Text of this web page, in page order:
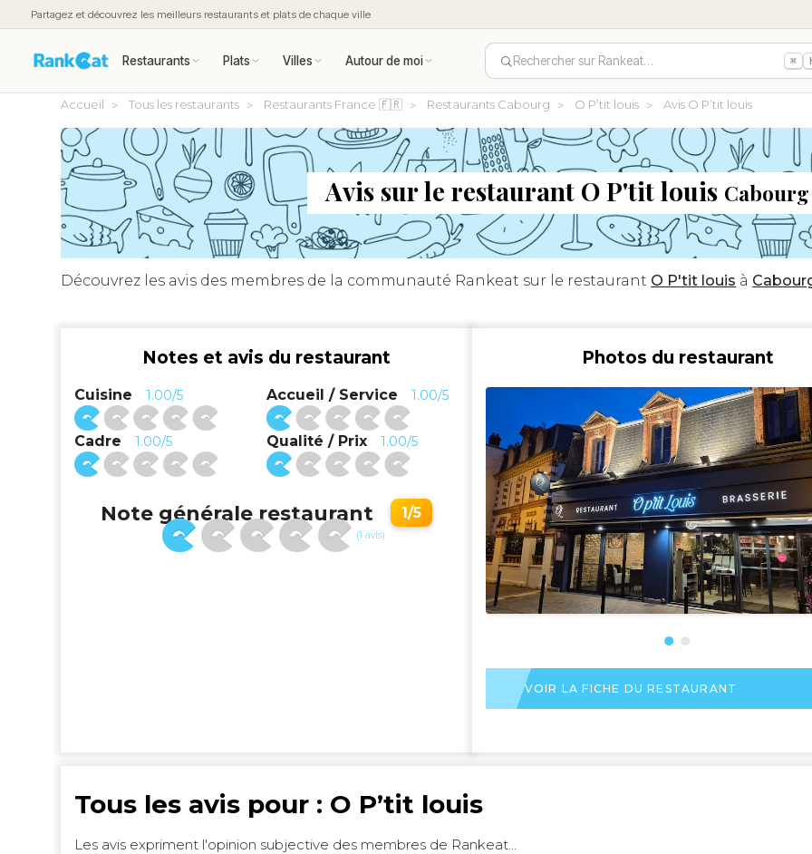
Partagez et découvrez les meilleurs restaurants et plats de chaque ville
Restaurants Plats Villes Autour de moi Rechercher sur Rankeat… ⌘
Accueil Tous les restaurants Restaurants France 🇫🇷 Restaurants Cabourg O P’tit louis Avis O P’tit louis
Avis sur le restaurant O P'tit louis
Découvrez les avis des membres de la communauté Rankeat sur le restaurant O P'tit louis à
Notes et avis du restaurant
Cuisine 1.00/5 Accueil / Service 1.00/5
Cadre 1.00/5 Qualité / Prix 1.00/5
Note générale restaurant 1/5
(1 avis)
Photos du restaurant
VOIR LA FICHE DU RESTAURANT
Tous les avis pour : O P’tit louis
Les avis expriment l'opinion subjective des membres de Rankeat...